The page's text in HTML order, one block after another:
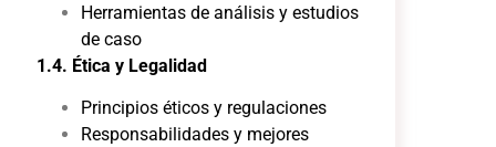
Herramientas de análisis y estudios
de caso
1.4. Ética y Legalidad
Principios éticos y regulaciones
Responsabilidades y mejores